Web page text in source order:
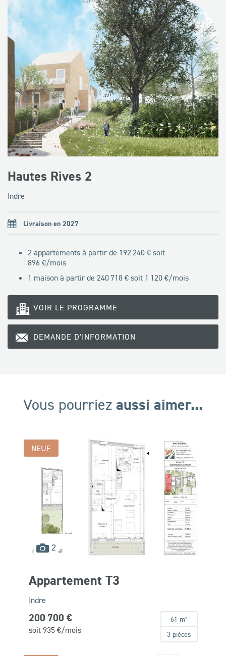
Hautes Rives 2
Indre
Livraison en 2027
2 appartements à partir de 192 240 € soit
896 €/mois
1 maison à partir de 240 718 € soit 1 120 €/mois
VOIR LE PROGRAMME
DEMANDE D'INFORMATION
Vous pourriez aussi aimer...
2images
disponibles
NEUF
Appartement T3
Indre
200 700 €
soit 935€/mois
61 m²
3 pièces